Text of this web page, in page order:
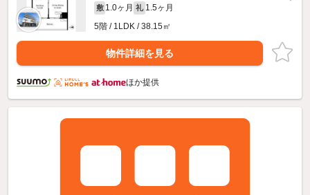
敷 1.0ヶ月 礼 1.5ヶ月
5階 / 1LDK / 38.15㎡
物件詳細を見る
ほか提供